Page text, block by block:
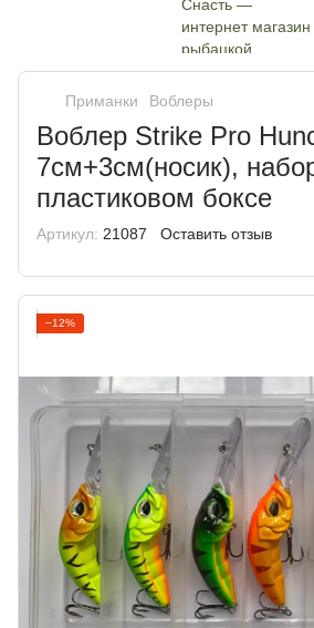
Приманки Воблеры
Воблер Strike Pro
7см+3см(носик),
пластиковом боксе
Артикул: 21087 Оставить отзыв
−12%